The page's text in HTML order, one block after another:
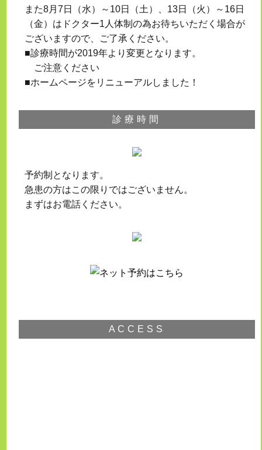
また8月7日（水）～10日（土）、13日（火）～16日
（金）はドクター1人体制の為お待ちいただく場合が
ございますので、ご了承ください。
■診療時間が2019年より変更となります。
ご注意ください
■ホームページをリニューアルしました！
診療時間
予約制となります。
急患の方はこの限りではございません。
まずはお電話ください。
ACCESS